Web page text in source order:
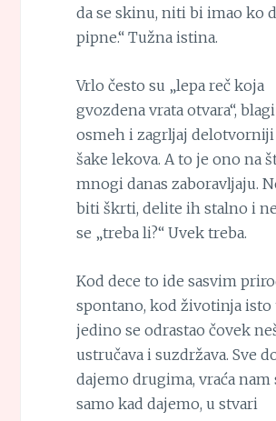
da se skinu, niti bi imao ko
pipne.“ Tužna istina.
Vrlo često su „lepa reč koja
gvozdena vrata otvara“,
osmeh i zagrljaj delotvorniji
šake lekova. A to je ono na
mnogi danas zaboravljaju.
biti škrti, delite ih stalno i
se „treba li?“ Uvek treba.
Kod dece to ide sasvim
spontano, kod životinja isto
jedino se odrastao čovek
ustručava i suzdržava. Sve
dajemo drugima, vraća nam
samo kad dajemo, u stvari